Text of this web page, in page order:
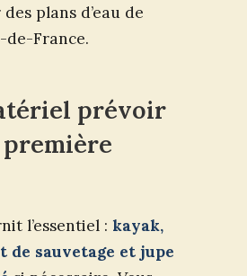
plans d’eau de
de-France.
prévoir
l’essentiel : kayak,
de sauvetage et jupe